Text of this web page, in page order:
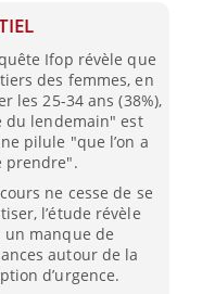
Ifop révèle que
des femmes, en
les 25-34 ans (38%),
du lendemain" est
pilule "que l’on a
prendre".
ne cesse de se
l’étude révèle
manque de
autour de la
d’urgence.